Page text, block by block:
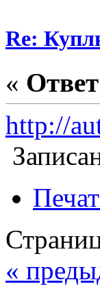
Re:
«
http://
«